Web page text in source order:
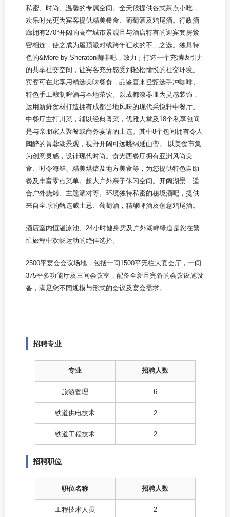
私密、时尚、温馨的专属空间。全天候提供各式茶点小吃，
欢乐时光更为宾客提供精美餐食、葡萄酒及鸡尾酒。行政酒
廊拥有270°开阔的高空城市景观且与酒店特有的迎宾套房紧
密相连，使之成为屋顶派对或跨年狂欢的不二之选。独具特
色的&More by Sheraton咖啡吧，致力于打造一个充满吸引力
的共享社交空间，让宾客充分感受到轻松愉悦的社交环境。
宾客可在此享用精选美味餐食，品鉴喜来登甄选手冲咖啡、
特色手工酿制啤酒与本地茶饮。以成都漆器皿为灵感装饰，
运用新鲜食材打造拥有成都当地风味的现代采悦轩中餐厅。
中餐厅主打川菜，辅以经典粤菜，优雅大堂及18个私享包间
是与亲朋家人聚餐或商务宴请的上选。其中8个包间拥有令人
陶醉的菁蓉湖景观，视野开阔可远眺绵延山峦。 以美食市集
为创意灵感，设计现代时尚。食光西餐厅拥有亚洲风尚美
食、时令海鲜、精美烘焙及地方美食等，为您提供特色自助
餐及丰富零点菜单。超大户外亲子休闲空间。开阔湖景，适
合户外烧烤、主题派对等。环境独特私密的秘境酒吧，提供
来自全球的甄选威士忌、葡萄酒，精酿啤酒及创意鸡尾酒。
酒店室内恒温泳池、24小时健身房及户外湖畔绿道是您在繁
忙旅程中欢畅运动的绝佳选择。
2500平宴会会议场地，包括一间1500平无柱大宴会厅，一间
375平多功能厅及三间会议室，配备全新且完备的会议设施设
备，满足您不同规模与形式的会议及宴会需求。
招聘专业
专业 招聘人数
旅游管理 6
铁道供电技术 2
铁道工程技术 2
招聘职位
职位名称 招聘人数
工程技术人员 2